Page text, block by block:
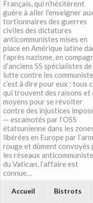
Français, qui n’hésitèrent
guère à aller l’enseigner
tortionnaires des guerres
civiles des dictatures
anticommunistes mises en
place en Amérique latine
l’après nazisme, en
d’anciens SS spécialistes
lutte contre les
c’est à dire pour eux : tous
qui trouvent des raisons et
moyens pour se révolter
contre des injustices
— escamotés par l’OSS
étatsunienne dans les
libérées en Europe par
rouge et dûment convoyés
les réseaux
du Vatican, l’affaire est
connue…
Accueil Bistrots